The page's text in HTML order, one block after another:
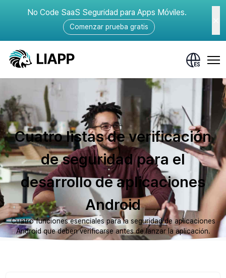
No Code SaaS Seguridad para Apps Móviles.
Comenzar prueba gratis
Cuatro listas de verificación
de seguridad para el
desarrollo de aplicaciones
Android
Cuatro funciones esenciales para la seguridad de aplicaciones
Android que deben verificarse antes de lanzar la aplicación.